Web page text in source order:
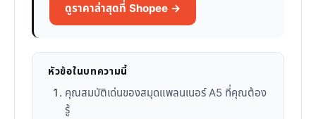
ดูราคาล่าสุดที่ Shopee →
หัวข้อในบทความนี้
คุณสมบัติเด่นของสมุดแพลนเนอร์ A5 ที่คุณต้อง
รู้